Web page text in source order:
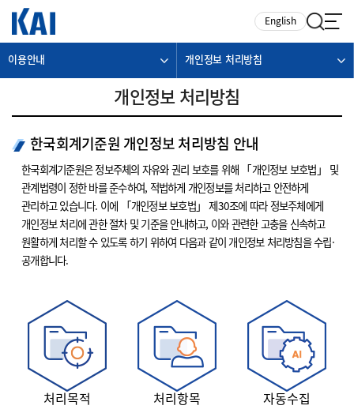
English
이용안내 개인정보 처리방침
개인정보 처리방침
한국회계기준원 개인정보 처리방침 안내
한국회계기준원은 정보주체의 자유와 권리 보호를 위해 「개인정보 보호법」 및
관계법령이 정한 바를 준수하여, 적법하게 개인정보를 처리하고 안전하게
관리하고 있습니다. 이에 「개인정보 보호법」 제30조에 따라 정보주체에게
개인정보 처리에 관한 절차 및 기준을 안내하고, 이와 관련한 고충을 신속하고
원활하게 처리할 수 있도록 하기 위하여 다음과 같이 개인정보 처리방침을 수립·
공개합니다.
처리목적 처리항목 자동수집